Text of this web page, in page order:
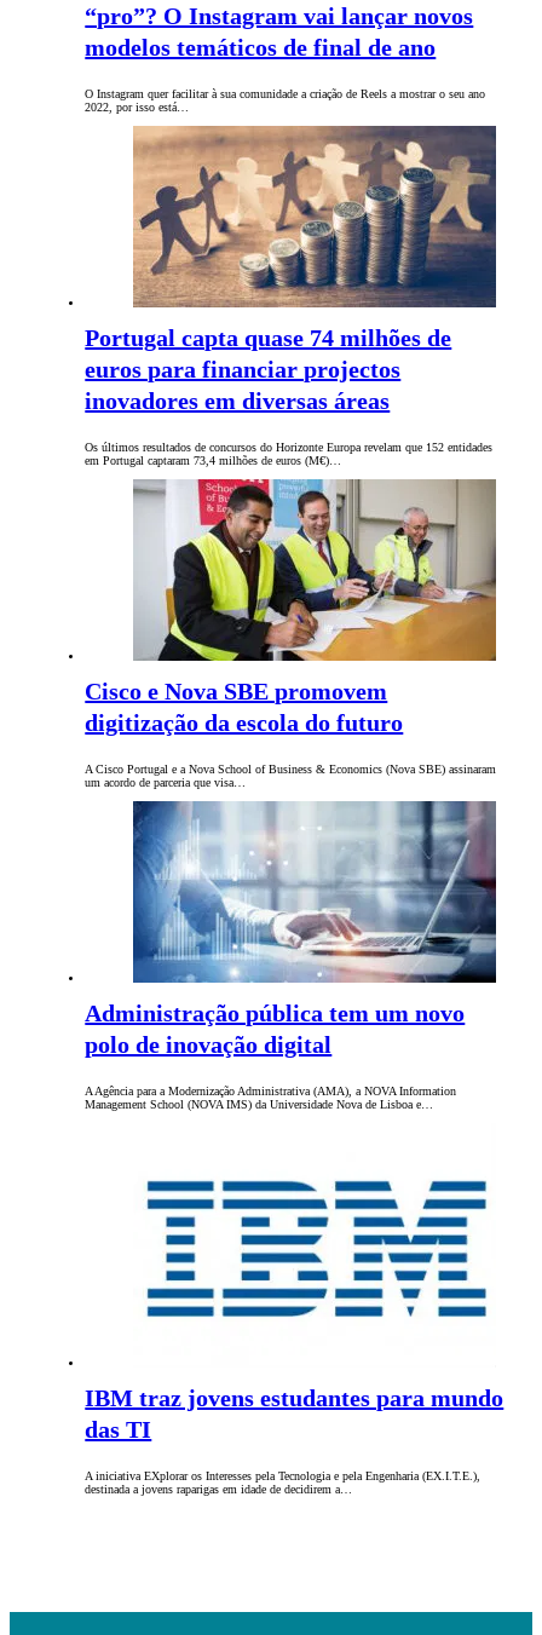
“pro”? O Instagram vai lançar novos
modelos temáticos de final de ano
O Instagram quer facilitar à sua comunidade a criação de Reels a mostrar o seu ano
2022, por isso está…
Portugal capta quase 74 milhões de
euros para financiar projectos
inovadores em diversas áreas
Os últimos resultados de concursos do Horizonte Europa revelam que 152 entidades
em Portugal captaram 73,4 milhões de euros (M€)…
Cisco e Nova SBE promovem
digitização da escola do futuro
A Cisco Portugal e a Nova School of Business & Economics (Nova SBE) assinaram
um acordo de parceria que visa…
Administração pública tem um novo
polo de inovação digital
A Agência para a Modernização Administrativa (AMA), a NOVA Information
Management School (NOVA IMS) da Universidade Nova de Lisboa e…
IBM traz jovens estudantes para mundo
das TI
A iniciativa EXplorar os Interesses pela Tecnologia e pela Engenharia (EX.I.T.E.),
destinada a jovens raparigas em idade de decidirem a…